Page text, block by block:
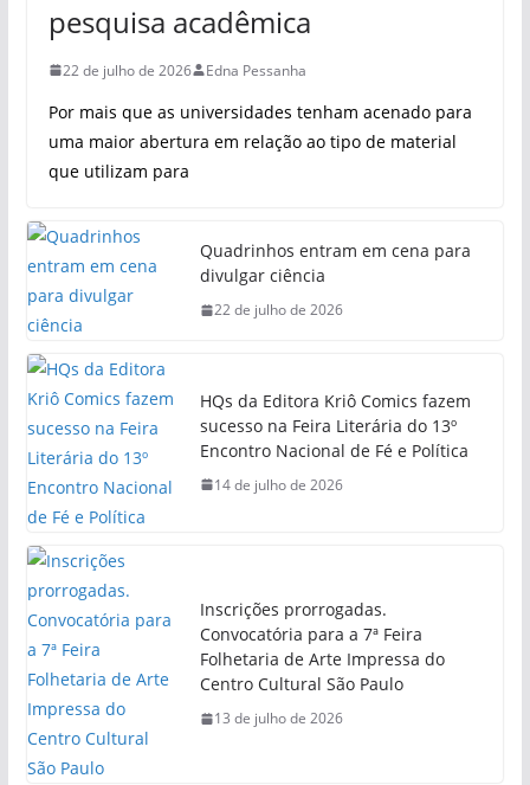
pesquisa acadêmica
22 de julho de 2026 Edna Pessanha
Por mais que as universidades tenham acenado para
uma maior abertura em relação ao tipo de material
que utilizam para
Quadrinhos entram em cena para
divulgar ciência
22 de julho de 2026
HQs da Editora Kriô Comics fazem
sucesso na Feira Literária do 13º
Encontro Nacional de Fé e Política
14 de julho de 2026
Inscrições prorrogadas.
Convocatória para a 7ª Feira
Folhetaria de Arte Impressa do
Centro Cultural São Paulo
13 de julho de 2026